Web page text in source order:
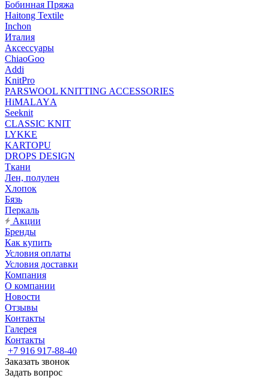
Бобинная Пряжа
Haitong Textilе
Inchon
Италия
Аксессуары
ChiaoGoo
Addi
KnitPro
PARSWOOL KNITTING ACCESSORIES
HiMALAYА
Seeknit
CLASSIC KNIT
LYKKE
KАRTOPU
DROPS DЕSIGN
Ткани
Лен, полулен
Хлопок
Бязь
Перкаль
Акции
Бренды
Как купить
Условия оплаты
Условия доставки
Компания
О компании
Новости
Отзывы
Контакты
Галерея
Контакты
+7 916 917-88-40
Заказать звонок
Задать вопрос